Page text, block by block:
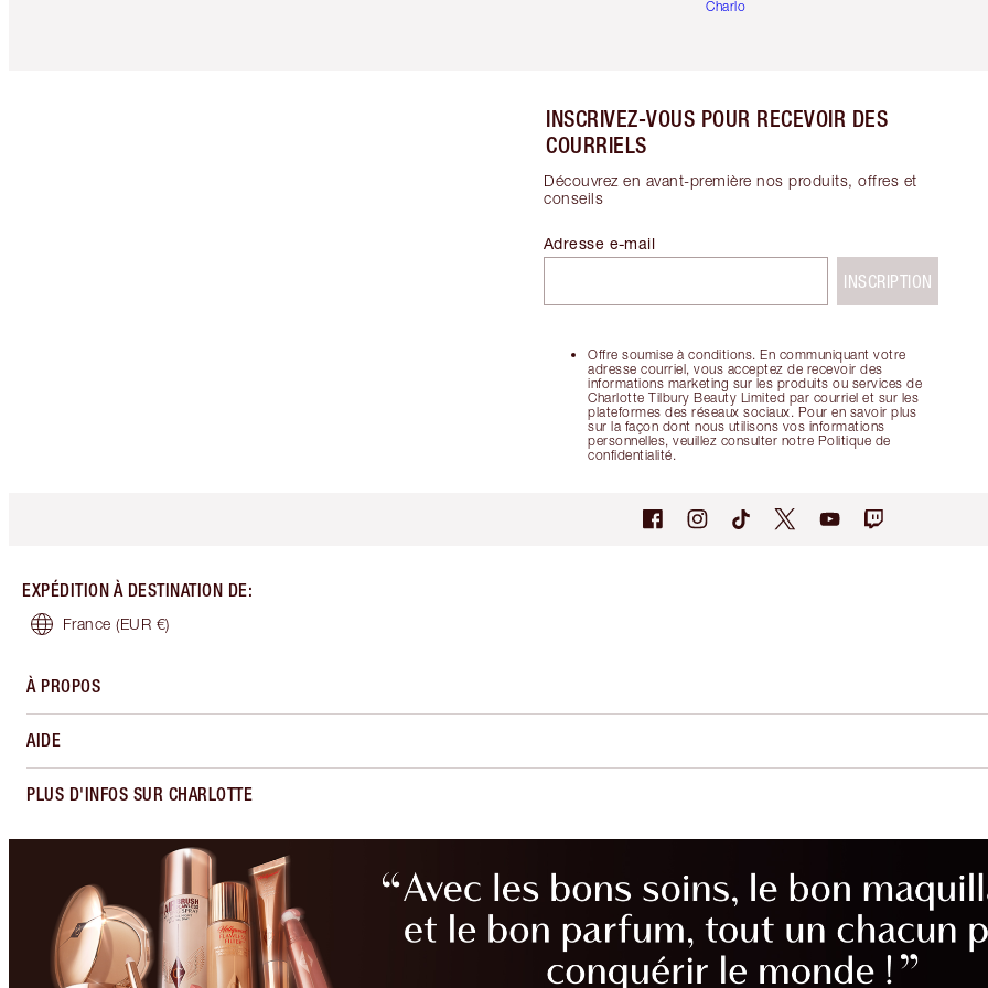
Charlotte
INSCRIVEZ-VOUS POUR RECEVOIR DES
COURRIELS
Découvrez en avant-première nos produits, offres et
conseils
Offre soumise à conditions. En communiquant votre
adresse courriel, vous acceptez de recevoir des
informations marketing sur les produits ou services de
Charlotte Tilbury Beauty Limited par courriel et sur les
plateformes des réseaux sociaux. Pour en savoir plus
sur la façon dont nous utilisons vos informations
personnelles, veuillez consulter notre Politique de
confidentialité.
Adresse e-mail
INSCRIPTION
EXPÉDITION À DESTINATION DE:
France (EUR €)
À PROPOS
AIDE
PLUS D'INFOS SUR CHARLOTTE